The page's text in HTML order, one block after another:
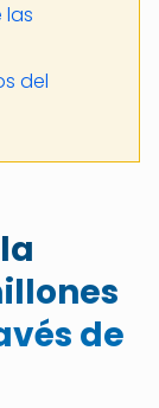
las
del
de